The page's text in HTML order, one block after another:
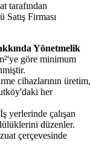
tarafından
Firması
Yönetmelik
göre minimum
cihazlarının üretim,
her
İş yerlerinde çalışan
düzenler.
çerçevesinde